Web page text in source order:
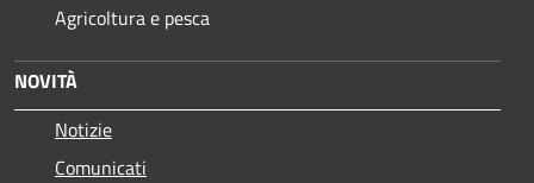
Agricoltura e pesca
NOVITÀ
Notizie
Comunicati